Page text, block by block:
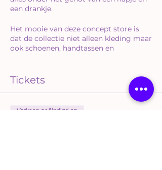
een drankje.
Het mooie van deze concept store is
dat de collectie niet alleen kleding maar
ook schoenen, handtassen en
geweldige assecoires bevat. Je kan dus
aanschaffen van top tot teen.
Ook het afrekenen wordt een feestje
want we krijgen ook nog eens 20%
Tickets
Verkoop geëindigd op